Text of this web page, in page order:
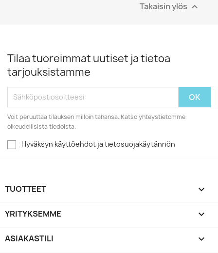
Takaisin ylös 
Tilaa tuoreimmat uutiset ja tietoa
tarjouksistamme
Voit peruuttaa tilauksen milloin tahansa. Katso yhteystietomme
oikeudellisista tiedoista.
Hyväksyn käyttöehdot ja tietosuojakäytännön
TUOTTEET 
YRITYKSEMME 
ASIAKASTILI 